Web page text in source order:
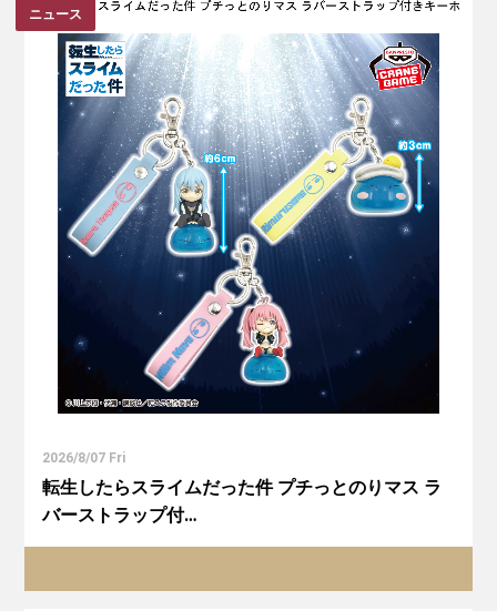
ニュース
2026/8/07 Fri
転生したらスライムだった件 プチっとのりマス ラ
バーストラップ付…